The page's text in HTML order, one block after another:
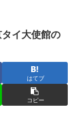
イ大使館の
はてブ
コピー